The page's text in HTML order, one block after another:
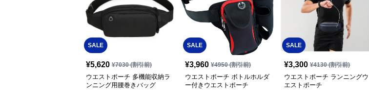
SALE
¥5,620 ¥7030(割引前)
ウエストポーチ 多機能収納ラ
ンニング用腰巻きバッグ
SALE
¥3,960 ¥4950(割引前)
ウエストポーチ ボトルホルダ
ー付きウエストポーチ
SALE
¥3,300 ¥4130(割引前)
ウエストポーチ ランニングウ
エストポーチ